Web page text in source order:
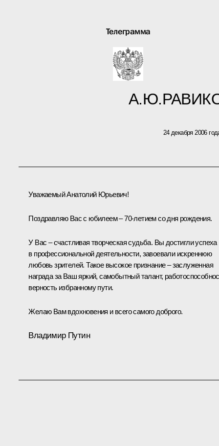
Телеграмма
24 декабря 2006
Уважаемый Анатолий Юрьевич!
Поздравляю Вас с юбилеем – 70-летием со дня рождения.
У Вас – счастливая творческая судьба. Вы достигли успеха
в профессиональной деятельности, завоевали искреннюю
любовь зрителей. Такое высокое признание – заслуженная
награда за Ваш яркий, самобытный талант,
верность избранному пути.
Желаю Вам вдохновения и всего самого доброго.
Владимир Путин